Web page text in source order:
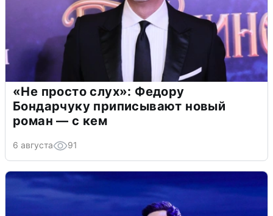
«Не просто слух»: Федору
Бондарчуку приписывают новый
роман — с кем
6 августа 91